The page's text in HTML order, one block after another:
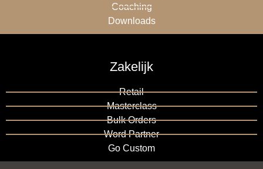
Coaching
Downloads
Zakelijk
Retail
Masterclass
Bulk Orders
Word Partner
Go Custom